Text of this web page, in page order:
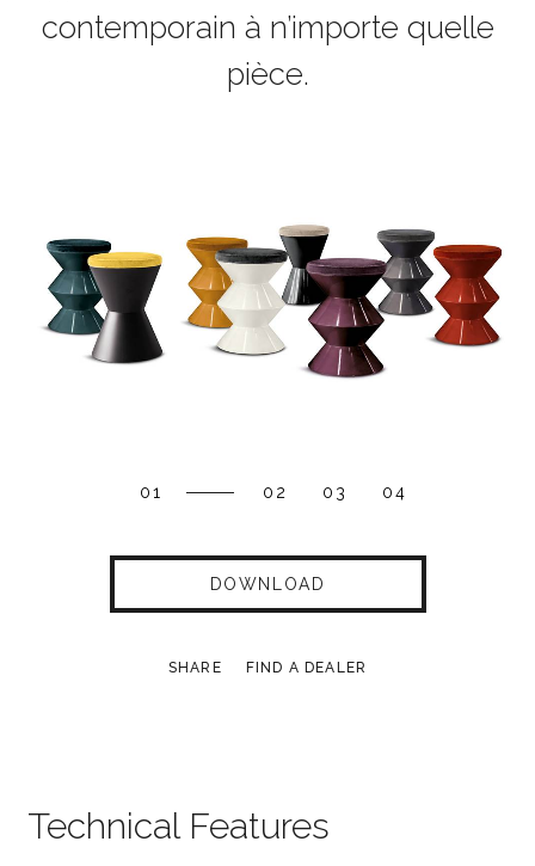
contemporain à n’importe quelle
pièce.
01 02 03 04
DOWNLOAD
SHARE FIND A DEALER
Technical Features